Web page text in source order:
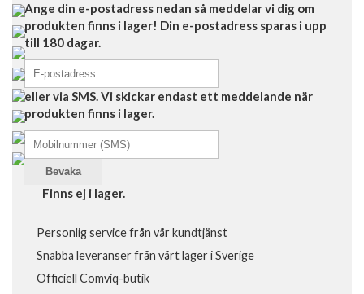
Ange din e-postadress nedan så meddelar vi dig om
produkten finns i lager! Din e-postadress sparas i upp
till 180 dagar.
eller via SMS. Vi skickar endast ett meddelande när
produkten finns i lager.
Bevaka
Finns ej i lager.
Personlig service från vår kundtjänst
Snabba leveranser från vårt lager i Sverige
Officiell Comviq-butik